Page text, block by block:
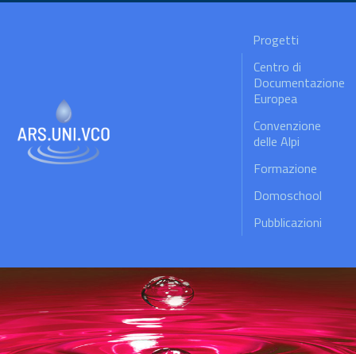
Progetti
Centro di
Documentazione
Europea
Convenzione
delle Alpi
Formazione
Domoschool
Pubblicazioni